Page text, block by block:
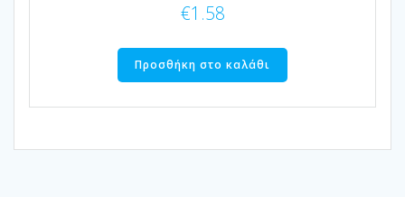
€1.58
Προσθήκη στο καλάθι